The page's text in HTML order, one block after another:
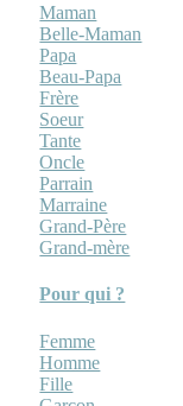
Maman
Belle-Maman
Papa
Beau-Papa
Frère
Soeur
Tante
Oncle
Parrain
Marraine
Grand-Père
Grand-mère
Pour qui ?
Femme
Homme
Fille